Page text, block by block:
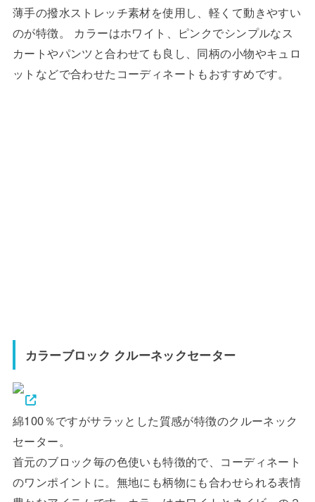
薄手の撥水ストレッチ素材を使用し、軽くて動きやすい
のが特徴。 カラーはホワイト、ピンクでシンプルなス
カートやパンツと合わせても良し、同柄の小物やキュロ
ットなどで合わせたコーディネートもおすすめです。
カラーブロック クルーネックセーター
綿100％ですがサラッとした質感が特徴のクルーネック
セーター。
首元のブロック毎の色使いも特徴的で、コーディネート
のワンポイントに。無地にも柄物にも合わせられる表情